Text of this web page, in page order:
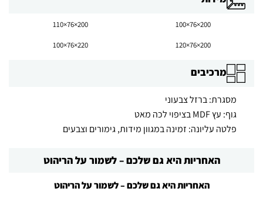
200×76×100
200×76×110
200×76×120
220×76×100
מרכיבים
מסגרת: ברזל צבעוני
גוף: עץ MDF בציפוי לכה מאט
פלטה עליונה: זמינה במגוון מידות, גימורים וצבעים
האחריות היא גם שלכם – לשמור על הריהוט
האחריות היא גם שלכם – לשמור על הריהוט